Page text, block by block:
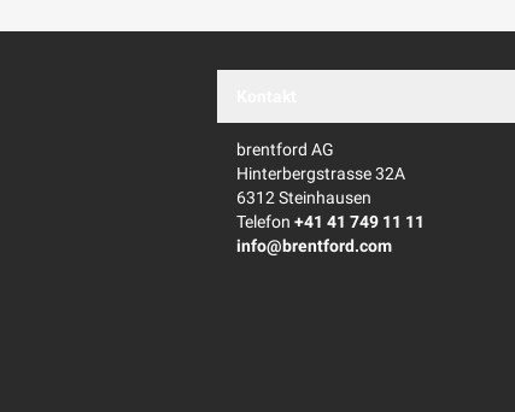
brentford AG
Hinterbergstrasse 32A
6312 Steinhausen
Telefon +41 41 749 11 11
info@brentford.com